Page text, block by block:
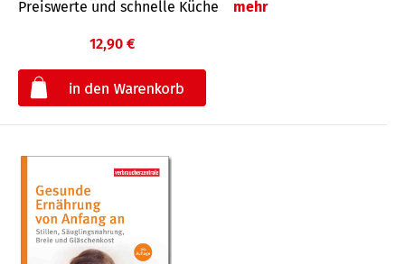
Preiswerte und schnelle Küche mehr
12,90 €